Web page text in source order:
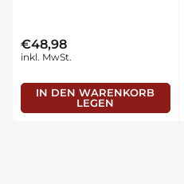
Normaler
Preis
€48,98
inkl. MwSt.
IN DEN WARENKORB
LEGEN